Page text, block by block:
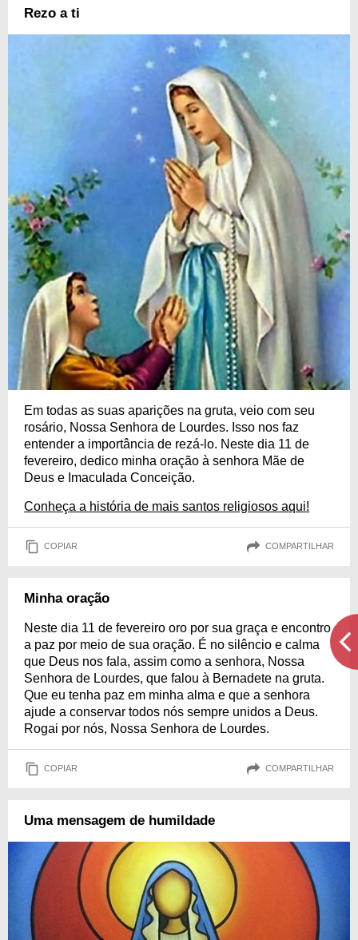
Rezo a ti
Em todas as suas aparições na gruta, veio com seu
rosário, Nossa Senhora de Lourdes. Isso nos faz
entender a importância de rezá-lo. Neste dia 11 de
fevereiro, dedico minha oração à senhora Mãe de
Deus e Imaculada Conceição.
Conheça a história de mais santos religiosos aqui!
COPIAR COMPARTILHAR
Minha oração
Neste dia 11 de fevereiro oro por sua graça e encontro
a paz por meio de sua oração. É no silêncio e calma
que Deus nos fala, assim como a senhora, Nossa
Senhora de Lourdes, que falou à Bernadete na gruta.
Que eu tenha paz em minha alma e que a senhora
ajude a conservar todos nós sempre unidos a Deus.
Rogai por nós, Nossa Senhora de Lourdes.
COPIAR COMPARTILHAR
Uma mensagem de humildade